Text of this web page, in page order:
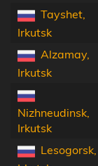
Tayshet,
Irkutsk
Alzamay,
Irkutsk
Nizhneudinsk,
Irkutsk
Lesogorsk,